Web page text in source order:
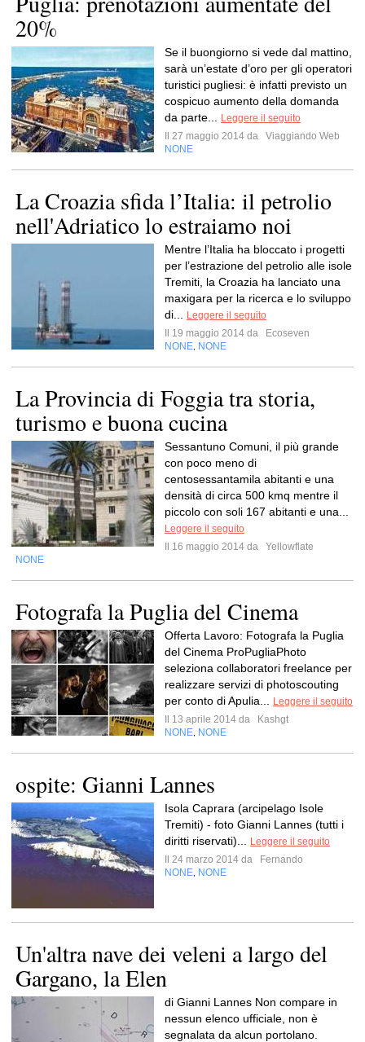
20%
Se il buongiorno si vede dal mattino,
sarà un’estate d’oro per gli operatori
turistici pugliesi: è infatti previsto un
cospicuo aumento della domanda
da parte...
Leggere il seguito
Il 27 maggio 2014 da
Viaggiando Web
NONE
La Croazia sfida l’Italia: il petrolio
nell'Adriatico lo estraiamo noi
Mentre l’Italia ha bloccato i progetti
per l’estrazione del petrolio alle isole
Tremiti, la Croazia ha lanciato una
maxigara per la ricerca e lo sviluppo
di...
Leggere il seguito
Il 19 maggio 2014 da
Ecoseven
NONE NONE
La Provincia di Foggia tra storia,
turismo e buona cucina
Sessantuno Comuni, il più grande
con poco meno di
centosessantamila abitanti e una
densità di circa 500 kmq mentre il
piccolo con soli 167 abitanti e una...
Leggere il seguito
Il 16 maggio 2014 da
Yellowflate
NONE
Fotografa la Puglia del Cinema
Offerta Lavoro: Fotografa la Puglia
del Cinema ProPugliaPhoto
seleziona collaboratori freelance per
realizzare servizi di photoscouting
per conto di Apulia...
Leggere il seguito
Il 13 aprile 2014 da
Kashgt
NONE NONE
ospite: Gianni Lannes
Isola Caprara (arcipelago Isole
Tremiti) - foto Gianni Lannes (tutti i
diritti riservati)...
Leggere il seguito
Il 24 marzo 2014 da
Fernando
NONE NONE
Un'altra nave dei veleni a largo del
Gargano, la Elen
di Gianni Lannes Non compare in
nessun elenco ufficiale, non è
segnalata da alcun portolano.